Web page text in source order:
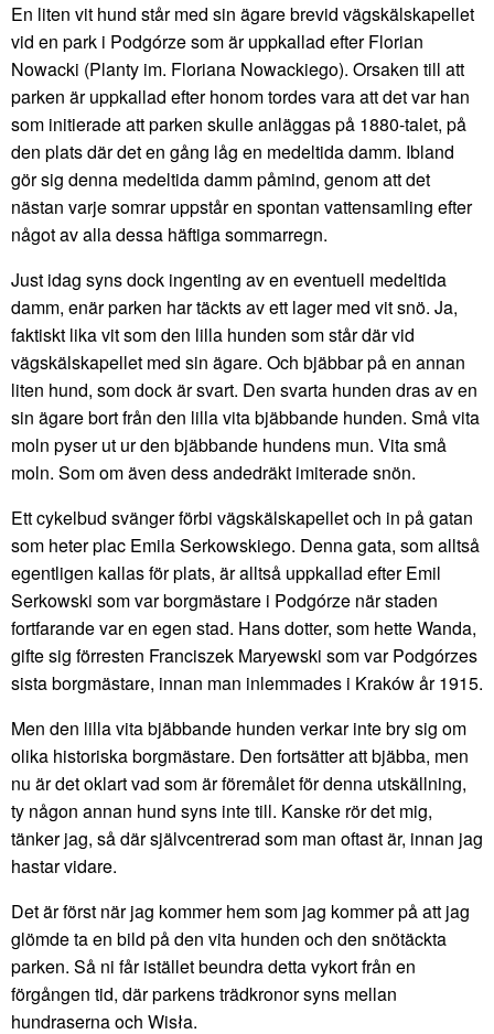
En liten vit hund står med sin ägare brevid vägskälskapellet
vid en park i Podgórze som är uppkallad efter Florian
Nowacki (Planty im. Floriana Nowackiego). Orsaken till att
parken är uppkallad efter honom tordes vara att det var han
som initierade att parken skulle anläggas på 1880-talet, på
den plats där det en gång låg en medeltida damm. Ibland
gör sig denna medeltida damm påmind, genom att det
nästan varje somrar uppstår en spontan vattensamling efter
något av alla dessa häftiga sommarregn.
Just idag syns dock ingenting av en eventuell medeltida
damm, enär parken har täckts av ett lager med vit snö. Ja,
faktiskt lika vit som den lilla hunden som står där vid
vägskälskapellet med sin ägare. Och bjäbbar på en annan
liten hund, som dock är svart. Den svarta hunden dras av en
sin ägare bort från den lilla vita bjäbbande hunden. Små vita
moln pyser ut ur den bjäbbande hundens mun. Vita små
moln. Som om även dess andedräkt imiterade snön.
Ett cykelbud svänger förbi vägskälskapellet och in på gatan
som heter plac Emila Serkowskiego. Denna gata, som alltså
egentligen kallas för plats, är alltså uppkallad efter Emil
Serkowski som var borgmästare i Podgórze när staden
fortfarande var en egen stad. Hans dotter, som hette Wanda,
gifte sig förresten Franciszek Maryewski som var Podgórzes
sista borgmästare, innan man inlemmades i Kraków år 1915.
Men den lilla vita bjäbbande hunden verkar inte bry sig om
olika historiska borgmästare. Den fortsätter att bjäbba, men
nu är det oklart vad som är föremålet för denna utskällning,
ty någon annan hund syns inte till. Kanske rör det mig,
tänker jag, så där självcentrerad som man oftast är, innan jag
hastar vidare.
Det är först när jag kommer hem som jag kommer på att jag
glömde ta en bild på den vita hunden och den snötäckta
parken. Så ni får istället beundra detta vykort från en
förgången tid, där parkens trädkronor syns mellan
hundraserna och Wisła.